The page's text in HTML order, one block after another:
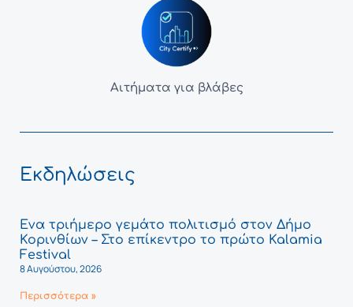
Αιτήματα για βλάβες
Εκδηλώσεις
Ένα τριήμερο γεμάτο πολιτισμό στον Δήμο
Κορινθίων – Στο επίκεντρο το πρώτο Kalamia
Festival
8 Αυγούστου, 2026
Περισσότερα »